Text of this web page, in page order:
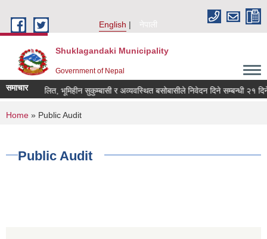
English
नेपाली
Shuklagandaki Municipality
Government of Nepal
समाचार
भूमिहीन दलित, भूमिहीन सुकुम्बासी र अव्यवस्थित बसोबासीले निवेदन दिने सम्बन्धी २१ दिने
You are here
Home » Public Audit
Public Audit